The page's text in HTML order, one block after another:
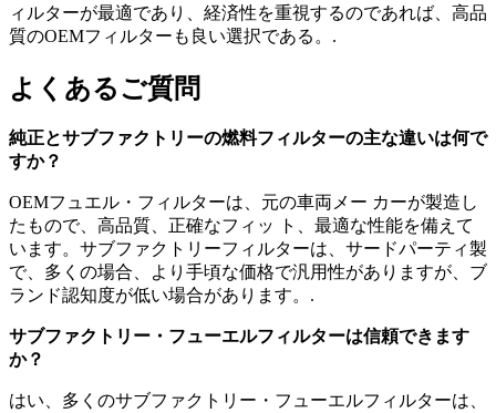
ィルターが最適であり、経済性を重視するのであれば、高品
質のOEMフィルターも良い選択である。.
よくあるご質問
純正とサブファクトリーの燃料フィルターの主な違いは何で
すか？
OEMフュエル・フィルターは、元の車両メー カーが製造し
たもので、高品質、正確なフィッ ト、最適な性能を備えて
います。サブファクトリーフィルターは、サードパーティ製
で、多くの場合、より手頃な価格で汎用性がありますが、ブ
ランド認知度が低い場合があります。.
サブファクトリー・フューエルフィルターは信頼できます
か？
はい、多くのサブファクトリー・フューエルフィルターは、